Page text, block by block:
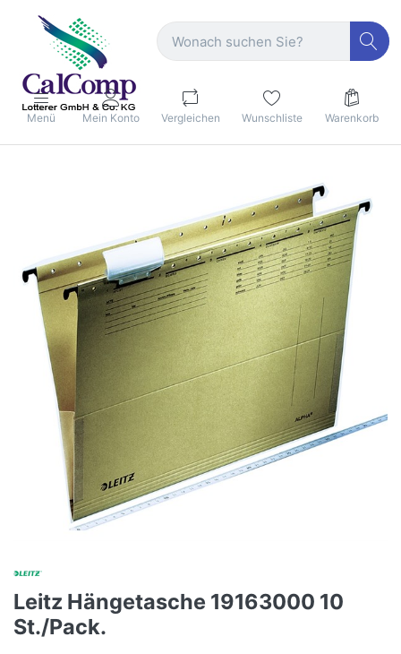
Menü Mein Konto Vergleichen Wunschliste Warenkorb
Leitz Hängetasche 19163000 10
St./Pack.